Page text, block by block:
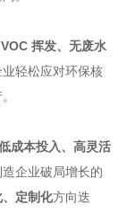
挥发、无废水
轻松应对环保核
成本投入、高灵活
企业破局增长的
定制化方向迭